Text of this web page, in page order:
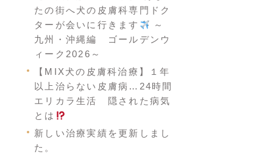
たの街へ犬の皮膚科専門ドク
ターが会いに行きます
～
九州・沖縄編 ゴールデンウ
ィーク2026～
【MIX犬の皮膚科治療】１年
以上治らない皮膚病…24時間
エリカラ生活 隠された病気
とは
新しい治療実績を更新しまし
た。